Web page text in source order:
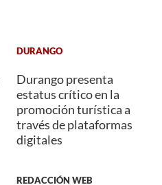
DURANGO
Durango presenta
estatus crítico en la
promoción turística a
través de plataformas
digitales
REDACCIÓN WEB